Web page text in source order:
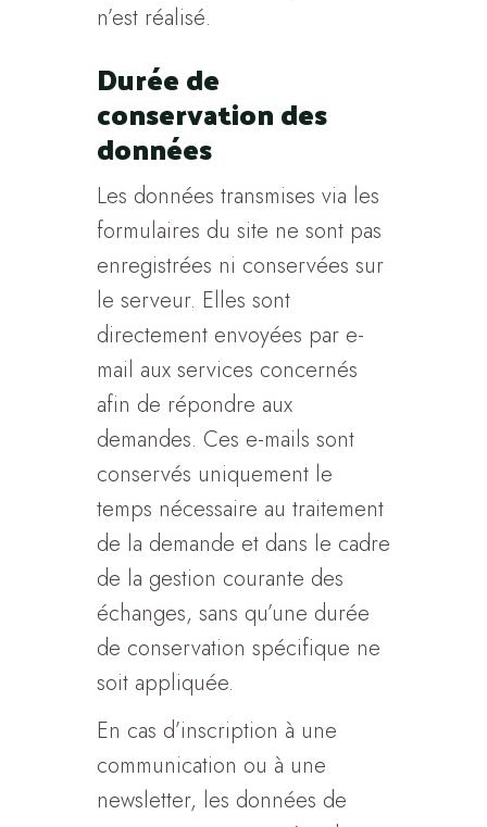
n’est réalisé.
Durée de
conservation des
données
Les données transmises via les
formulaires du site ne sont pas
enregistrées ni conservées sur
le serveur. Elles sont
directement envoyées par e-
mail aux services concernés
afin de répondre aux
demandes. Ces e-mails sont
conservés uniquement le
temps nécessaire au traitement
de la demande et dans le cadre
de la gestion courante des
échanges, sans qu’une durée
de conservation spécifique ne
soit appliquée.
En cas d’inscription à une
communication ou à une
newsletter, les données de